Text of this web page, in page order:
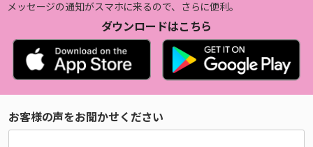
メッセージの通知がスマホに来るので、さらに便利。
ダウンロードはこちら
お客様の声をお聞かせください